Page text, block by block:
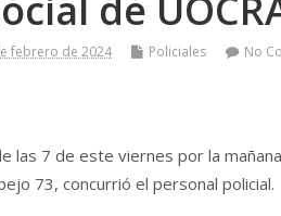
febrero de 2024 Policiales No
las 7 de este viernes por la
73, concurrió el personal policial.